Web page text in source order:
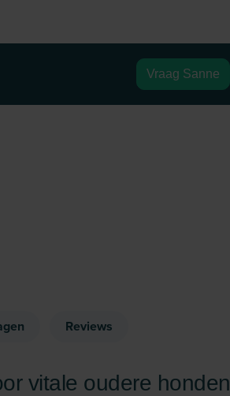
Vraag Sanne
Reviews
vitale oudere honden